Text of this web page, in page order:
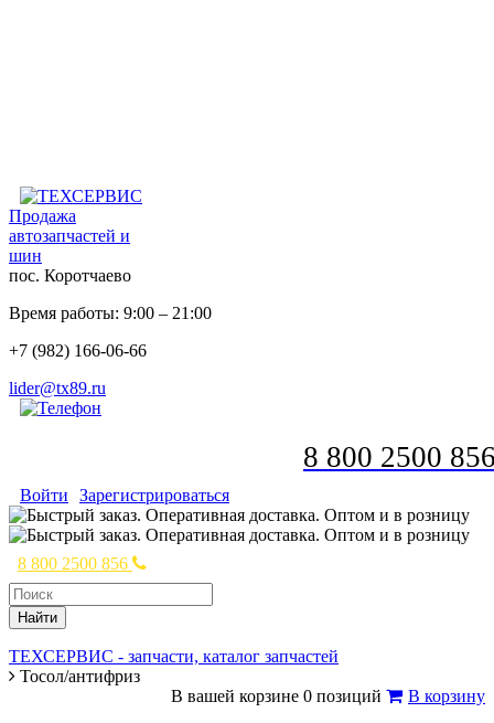
Продажа
автозапчастей и
шин
пос. Коротчаево
Время работы: 9:00 – 21:00
+7 (982) 166-06-66
lider@tx89.ru
8 800 2500
Войти Зарегистрироваться
8 800 2500 856
Найти
ТЕХСЕРВИС - запчасти, каталог запчастей
Тосол/антифриз
В вашей корзине 0 позиций
В корзину